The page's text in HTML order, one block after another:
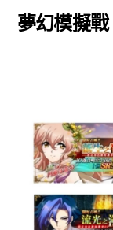
Skip
夢幻模擬戰